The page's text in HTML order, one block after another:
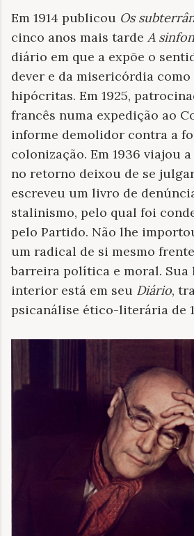
Em 1914 publicou Os
cinco anos mais tarde A
diário em que a expõe o
dever e da misericórdia como
hipócritas. Em 1925,
francês numa expedição ao
informe demolidor contra a
colonização. Em 1936 viajou
no retorno deixou de se
escreveu um livro de
stalinismo, pelo qual foi
pelo Partido. Não lhe
um radical de si mesmo
barreira política e moral. Sua
interior está em seu Diário,
psicanálise ético-literária de